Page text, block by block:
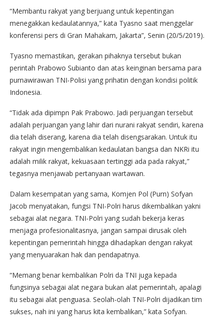
“Membantu rakyat yang berjuang untuk kepentingan
menegakkan kedaulatannya,” kata Tyasno saat menggelar
konferensi pers di Gran Mahakam, Jakarta”, Senin (20/5/2019).
Tyasno memastikan, gerakan pihaknya tersebut bukan
perintah Prabowo Subianto dan atas keinginan bersama para
purnawirawan TNI-Polisi yang prihatin dengan kondisi politik
Indonesia.
“Tidak ada dipimpn Pak Prabowo. Jadi perjuangan tersebut
adalah perjuangan yang lahir dari nurani rakyat sendiri, karena
dia telah diserang, karena dia telah disengsarakan. Untuk itu
rakyat ingin mengembalikan kedaulatan bangsa dan NKRi itu
adalah milik rakyat, kekuasaan tertinggi ada pada rakyat,”
tegasnya menjawab pertanyaan wartawan.
Dalam kesempatan yang sama, Komjen Pol (Purn) Sofyan
Jacob menyatakan, fungsi TNI-Polri harus dikembalikan yakni
sebagai alat negara. TNI-Polri yang sudah bekerja keras
menjaga profesionalitasnya, jangan sampai dirusak oleh
kepentingan pemerintah hingga dihadapkan dengan rakyat
yang menyuarakan hak dan pendapatnya.
“Memang benar kembalikan Polri da TNI juga kepada
fungsinya sebagai alat negara bukan alat pemerintah, apalagi
itu sebagai alat penguasa. Seolah-olah TNI-Polri dijadikan tim
sukses, nah ini yang harus kita kembalikan,” kata Sofyan.